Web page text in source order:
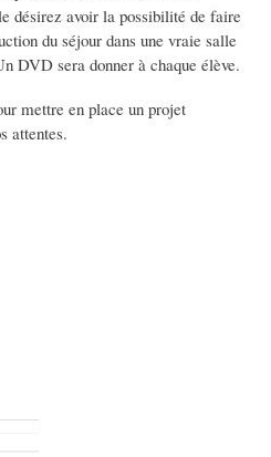
désirez avoir la possibilité de faire
du séjour dans une vraie salle
DVD sera donner à chaque élève.
mettre en place un projet
attentes.